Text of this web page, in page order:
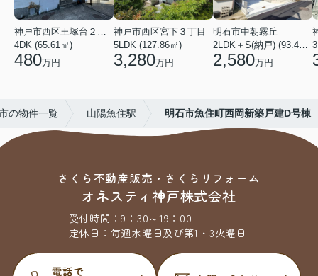
4DK (65.61㎡)
480万円
神戸市西区宮下３丁目
5LDK (127.86㎡)
3,280万円
明石市中朝霧丘
2,580万円
の物件一覧 山陽魚住駅 明石市魚住町西岡新築戸建D号棟
さくら不動産販売・さくらリフォーム
オネスティ神戸株式会社
受付時間：9：30～19：00
定休日： 毎週水曜日及び第1・3火曜日